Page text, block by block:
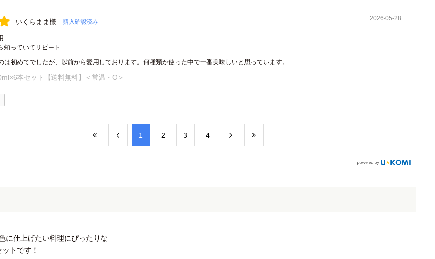
いくらまま様 購入確認済み 2026-05-28
知っていてリピート
は初めてでしたが、以前から愛用しております。何種類か使った中で一番美味しいと思っています。
本セット【送料無料】＜常温・O＞
​1 ​2 ​3 ​4
に仕上げたい料理にぴったりな
ットです！